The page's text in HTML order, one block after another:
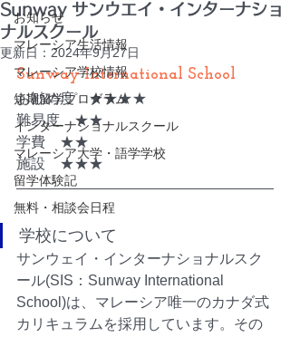
お知らせ
マレーシア生活情報
マレーシア学校情報
短期留学プログラム
インターナショナルスクール
マレーシア大学・語学学校
留学体験記
無料・相談会日程
Sunway サンウエイ・インターナショ
ナルスクール
更新日： 2024年9月27日
Sunway International School
お勧め度　★★★★
難易度　★★
学費　★★
施設　★★★
学校について
サンウェイ・インターナショナルスク
ール(SIS：Sunway International
School)は、マレーシア唯一のカナダ式
カリキュラムを採用しています。その